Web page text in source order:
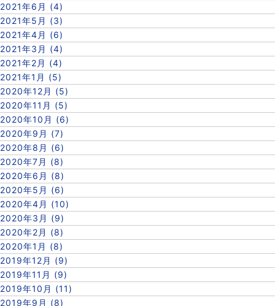
2021年6月 (4)
2021年5月 (3)
2021年4月 (6)
2021年3月 (4)
2021年2月 (4)
2021年1月 (5)
2020年12月 (5)
2020年11月 (5)
2020年10月 (6)
2020年9月 (7)
2020年8月 (6)
2020年7月 (8)
2020年6月 (8)
2020年5月 (6)
2020年4月 (10)
2020年3月 (9)
2020年2月 (8)
2020年1月 (8)
2019年12月 (9)
2019年11月 (9)
2019年10月 (11)
2019年9月 (8)